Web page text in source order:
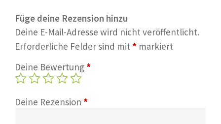
Füge deine Rezension hinzu
Deine E-Mail-Adresse wird nicht veröffentlicht.
Erforderliche Felder sind mit * markiert
Deine Bewertung *
Deine Rezension *